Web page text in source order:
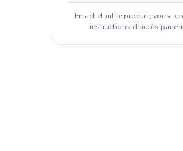
En achetant le produit, vous
instructions d'accès par e-